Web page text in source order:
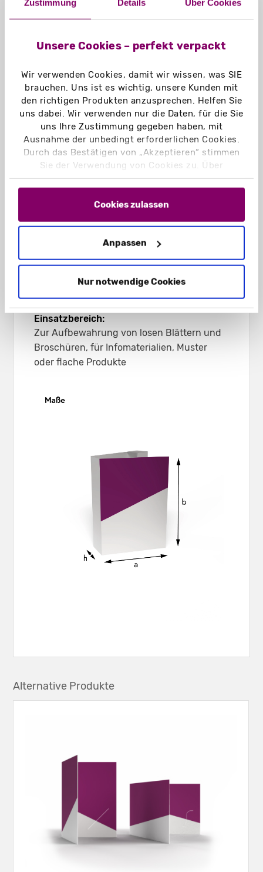
Zustimmung Details Über Cookies
Unsere Cookies – perfekt verpackt
Wir verwenden Cookies, damit wir wissen, was SIE
brauchen. Uns ist es wichtig, unsere Kunden mit
den richtigen Produkten anzusprechen. Helfen Sie
uns dabei. Wir verwenden nur die Daten, für die Sie
uns Ihre Zustimmung gegeben haben, mit
Ausnahme der unbedingt erforderlichen Cookies.
Durch das Bestätigen von „Akzeptieren“ stimmen
Sie der Verwendung von Cookies zu. Über
„Einstellungen“ können Sie auswählen, welche
Cookies Sie zulassen. Hier finden Sie unser
und unsereDatenschutzerklärung
Cookies zulassen
Anpassen
Nur notwendige Cookies
297 x 420 (DIN A3)
Mit Visitenkartenschlitz
Aufgerichtetes Format:
303 x 428 x 2 mm
Lieferzustand:
flachliegend
Leergewicht:
131 g
Naturkarton braun 450 g/m²
Naturkarton schwarz 450 g/m²
Einsatzbereich:
Zur Aufbewahrung von losen Blättern und
Broschüren, für Infomaterialien, Muster
oder flache Produkte
Alternative Produkte